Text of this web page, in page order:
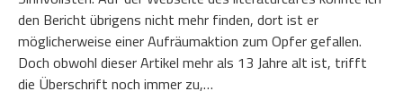
den Bericht übrigens nicht mehr finden, dort ist er
möglicherweise einer Aufräumaktion zum Opfer gefallen.
Doch obwohl dieser Artikel mehr als 13 Jahre alt ist, trifft
die Überschrift noch immer zu,…